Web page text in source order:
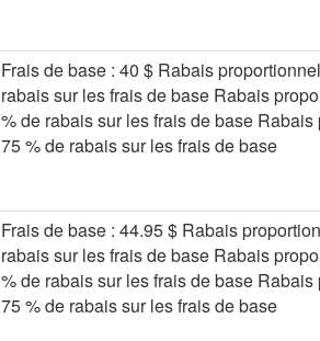
Frais de base : 40 $ Rabais
rabais sur les frais de base Rabais
% de rabais sur les frais de base
75 % de rabais sur les frais de base
Frais de base : 44.95 $ Rabais
rabais sur les frais de base Rabais
% de rabais sur les frais de base
75 % de rabais sur les frais de base